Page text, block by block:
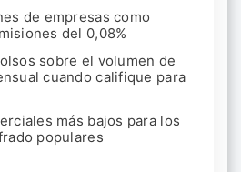
de empresas como
del 0,08%
sobre el volumen de
cuando califique para
más bajos para los
populares